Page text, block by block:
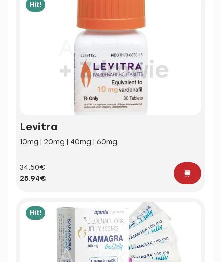
Hit!
Levitra
10mg | 20mg | 40mg | 60mg
34.50€
25.94€
Hit!